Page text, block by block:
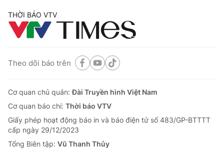
THỜI BÁO VTV
Theo dõi báo trên
Cơ quan chủ quản:Đài Truyền hình Việt Nam
Cơ quan báo chí: Thời báo VTV
Giấy phép hoạt động báo in và báo điện tử số 483/GP-BTTTT
cấp ngày 29/12/2023
Tổng Biên tập: Vũ Thanh Thủy